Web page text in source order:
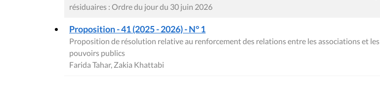
résiduaires : Ordre du jour du 30 juin 2026
Proposition - 41 (2025 - 2026) - N° 1
Proposition de résolution relative au renforcement des relations entre les associations et les
pouvoirs publics
Farida Tahar, Zakia Khattabi